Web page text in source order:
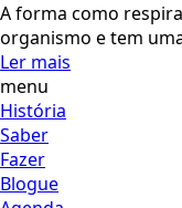
A forma como
organismo e tem
Ler mais
menu
História
Saber
Fazer
Blogue